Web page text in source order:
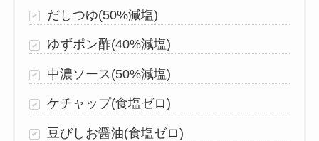
だしつゆ(50%減塩)
ゆずポン酢(40%減塩)
中濃ソース(50%減塩)
ケチャップ(食塩ゼロ)
豆びしお醤油(食塩ゼロ)